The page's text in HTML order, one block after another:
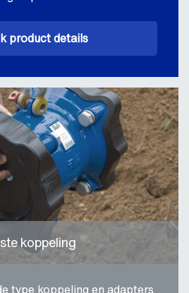
product details
koppeling
type koppeling en adapters